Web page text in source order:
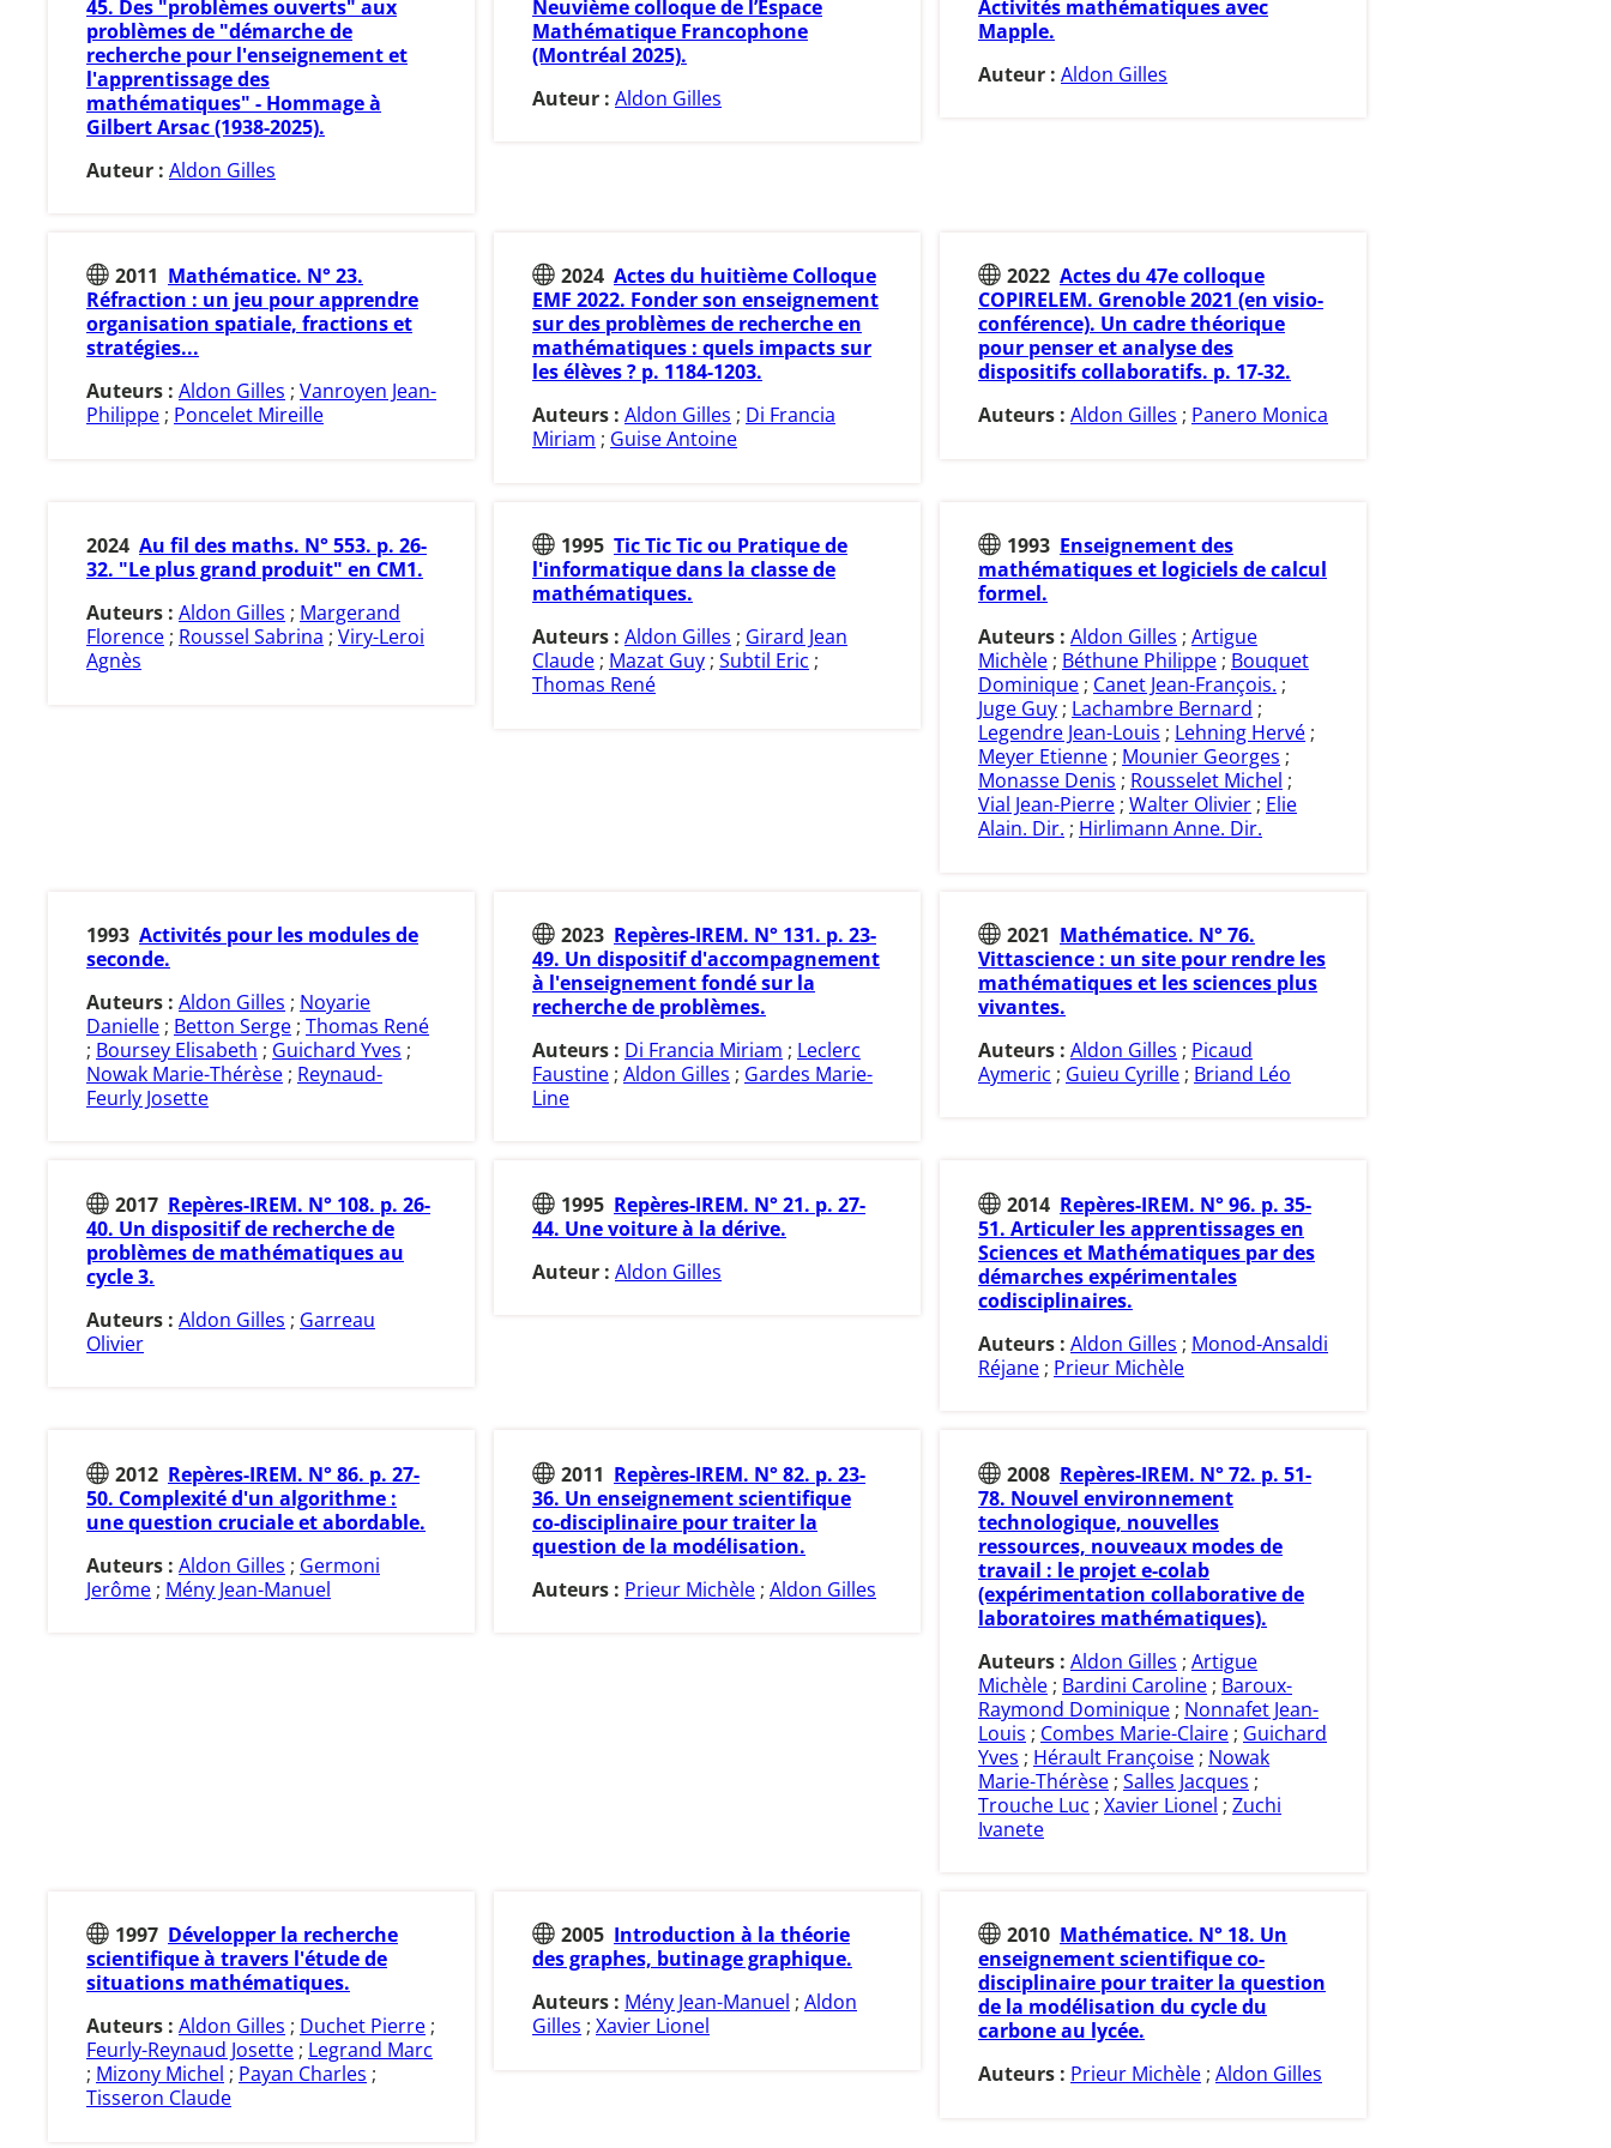
45. Des "problèmes ouverts" aux
problèmes de "démarche de
recherche pour l'enseignement et
l'apprentissage des
mathématiques" - Hommage à
Gilbert Arsac (1938-2025).
Auteur : Aldon Gilles
Neuvième colloque de l’Espace
Mathématique Francophone
(Montréal 2025).
Auteur : Aldon Gilles
Activités mathématiques avec
Mapple.
Auteur : Aldon Gilles
2011 Mathématice. N° 23.
Réfraction : un jeu pour apprendre
organisation spatiale, fractions et
stratégies...
Auteurs : Aldon Gilles ; Vanroyen Jean-
Philippe; Poncelet Mireille
2024 Actes du huitième Colloque
EMF 2022. Fonder son enseignement
sur des problèmes de recherche en
mathématiques : quels impacts sur
les élèves ? p. 1184-1203.
Auteurs : Aldon Gilles ; Di Francia
Miriam ; Guise Antoine
2022 Actes du 47e colloque
COPIRELEM. Grenoble 2021 (en visio-
conférence). Un cadre théorique
pour penser et analyse des
dispositifs collaboratifs. p. 17-32.
Auteurs : Aldon Gilles ; Panero Monica
2024 Au fil des maths. N° 553. p. 26-
32. "Le plus grand produit" en CM1.
Auteurs : Aldon Gilles ; Margerand
Florence ; Roussel Sabrina ; Viry-Leroi
Agnès
1995 Tic Tic Tic ou Pratique de
l'informatique dans la classe de
mathématiques.
Auteurs : Aldon Gilles ; Girard Jean
Claude ; Mazat Guy ; Subtil Eric ;
Thomas René
1993 Enseignement des
mathématiques et logiciels de calcul
formel.
Auteurs : Aldon Gilles ; Artigue
Michèle ; Béthune Philippe ; Bouquet
Dominique ; Canet Jean-François. ;
Juge Guy ; Lachambre Bernard ;
Legendre Jean-Louis ; Lehning Hervé ;
Meyer Etienne ; Mounier Georges ;
Monasse Denis ; Rousselet Michel ;
Vial Jean-Pierre ; Walter Olivier ; Elie
Alain. Dir. ; Hirlimann Anne. Dir.
1993 Activités pour les modules de
seconde.
Auteurs : Aldon Gilles ; Noyarie
Danielle ; Betton Serge ; Thomas René
; Boursey Elisabeth ; Guichard Yves ;
Nowak Marie-Thérèse ; Reynaud-
Feurly Josette
2023 Repères-IREM. N° 131. p. 23-
49. Un dispositif d'accompagnement
à l'enseignement fondé sur la
recherche de problèmes.
Auteurs : Di Francia Miriam ; Leclerc
Faustine ; Aldon Gilles ; Gardes Marie-
Line
2021 Mathématice. N° 76.
Vittascience : un site pour rendre les
mathématiques et les sciences plus
vivantes.
Auteurs : Aldon Gilles ; Picaud
Aymeric ; Guieu Cyrille ; Briand Léo
2017 Repères-IREM. N° 108. p. 26-
40. Un dispositif de recherche de
problèmes de mathématiques au
cycle 3.
Auteurs : Aldon Gilles ; Garreau
Olivier
1995 Repères-IREM. N° 21. p. 27-
44. Une voiture à la dérive.
Auteur : Aldon Gilles
2014 Repères-IREM. N° 96. p. 35-
51. Articuler les apprentissages en
Sciences et Mathématiques par des
démarches expérimentales
codisciplinaires.
Auteurs : Aldon Gilles ; Monod-Ansaldi
Réjane ; Prieur Michèle
2012 Repères-IREM. N° 86. p. 27-
50. Complexité d'un algorithme :
une question cruciale et abordable.
Auteurs : Aldon Gilles ; Germoni
Jerôme ; Mény Jean-Manuel
2011 Repères-IREM. N° 82. p. 23-
36. Un enseignement scientifique
co-disciplinaire pour traiter la
question de la modélisation.
Auteurs : Prieur Michèle ; Aldon Gilles
2008 Repères-IREM. N° 72. p. 51-
78. Nouvel environnement
technologique, nouvelles
ressources, nouveaux modes de
travail : le projet e-colab
(expérimentation collaborative de
laboratoires mathématiques).
Auteurs : Aldon Gilles ; Artigue
Michèle ; Bardini Caroline ; Baroux-
Raymond Dominique ; Nonnafet Jean-
Louis ; Combes Marie-Claire ; Guichard
Yves ; Hérault Françoise ; Nowak
Marie-Thérèse ; Salles Jacques ;
Trouche Luc ; Xavier Lionel ; Zuchi
Ivanete
1997 Développer la recherche
scientifique à travers l'étude de
situations mathématiques.
Auteurs : Aldon Gilles ; Duchet Pierre ;
Feurly-Reynaud Josette ; Legrand Marc
; Mizony Michel ; Payan Charles ;
Tisseron Claude
2005 Introduction à la théorie
des graphes, butinage graphique.
Auteurs : Mény Jean-Manuel ; Aldon
Gilles ; Xavier Lionel
2010 Mathématice. N° 18. Un
enseignement scientifique co-
disciplinaire pour traiter la question
de la modélisation du cycle du
carbone au lycée.
Auteurs : Prieur Michèle ; Aldon Gilles